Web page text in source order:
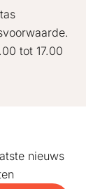
tot 17.00
nieuws